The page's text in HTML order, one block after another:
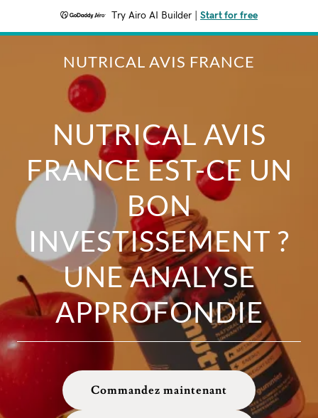
Try Airo AI Builder Start for free
NUTRICAL AVIS FRANCE
NUTRICAL AVIS
FRANCE EST-CE UN
BON
INVESTISSEMENT ?
UNE ANALYSE
APPROFONDIE
Commandez maintenant